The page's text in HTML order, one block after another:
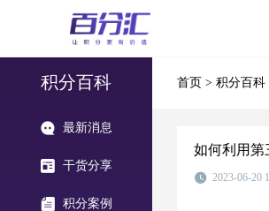
积分百科
最新消息
干货分享
积分案例
首页 > 积分百科
如何利用第
2023-06-20